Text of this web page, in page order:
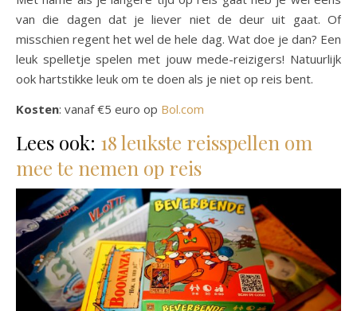
van die dagen dat je liever niet de deur uit gaat. Of
misschien regent het wel de hele dag. Wat doe je dan? Een
leuk spelletje spelen met jouw mede-reizigers! Natuurlijk
ook hartstikke leuk om te doen als je niet op reis bent.
Kosten: vanaf €5 euro op Bol.com
Lees ook: 18 leukste reisspellen om
mee te nemen op reis